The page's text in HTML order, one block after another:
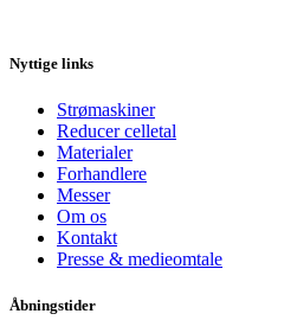
Nyttige links
Strømaskiner
Reducer celletal
Materialer
Forhandlere
Messer
Om os
Kontakt
Presse & medieomtale
Åbningstider